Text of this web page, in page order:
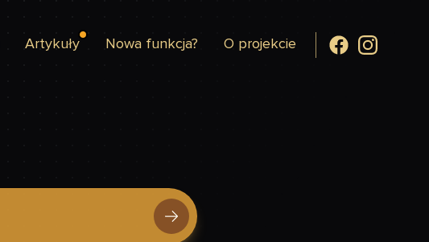
Artykuły Nowa funkcja? O projekcie